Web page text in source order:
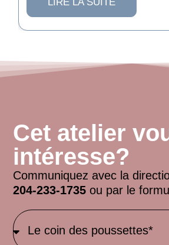
Cet atelier
intéresse?
Communiquez avec la
204-233-1735 ou par le